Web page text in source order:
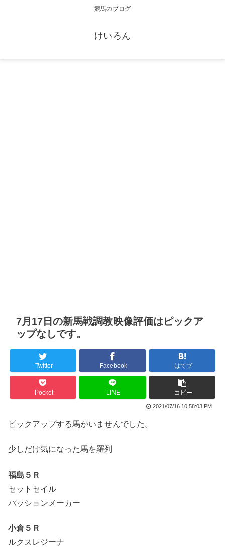
競馬のブログ
けいろん
7月17日の新馬戦調教映像評価はピックア
ップなしです。
Twitter Facebook はてブ
Pocket LINE コピー
2021/07/16 10:58:03 PM
ピックアップする馬がいませんでした。
少しだけ気になった馬を羅列
福島５Ｒ
セットセイル
パッションメーカー
小倉５Ｒ
ルクスレジーナ